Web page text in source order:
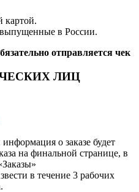
картой.
в России.
отправляется чек
ЛИЦ
о заказе будет
на финальной странице, в
в течение 3 рабочих